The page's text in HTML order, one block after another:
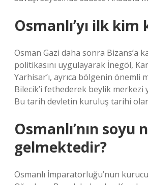
Osmanlı’yı ilk kim
Osman Gazi daha sonra Bizans’a
politikasını uygulayarak İnegöl,
Yarhisar’ı, ayrıca bölgenin önemli
Bilecik’i fethederek beylik merkezi
Bu tarih devletin kuruluş tarihi
Osmanlı’nın soyu
gelmektedir?
Osmanlı İmparatorluğu’nun